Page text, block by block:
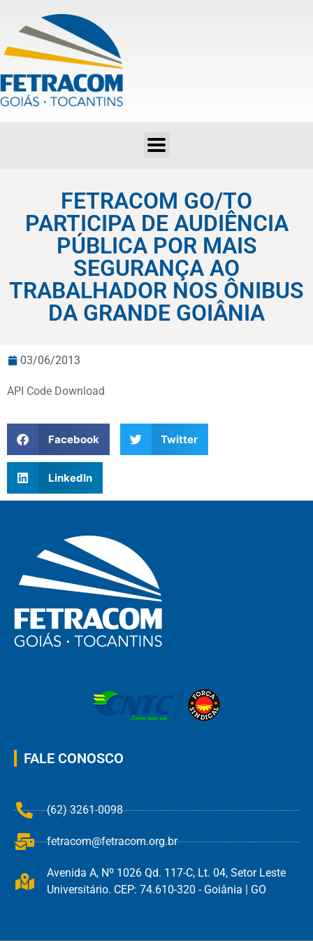
FETRACOM GO/TO
PARTICIPA DE AUDIÊNCIA
PÚBLICA POR MAIS
SEGURANÇA AO
TRABALHADOR NOS ÔNIBUS
DA GRANDE GOIÂNIA
03/06/2013
API Code Download
Facebook Twitter
LinkedIn
FALE CONOSCO
(62) 3261-0098
fetracom@fetracom.org.br
Avenida A, Nº 1026 Qd. 117-C, Lt. 04, Setor Leste
Universitário. CEP: 74.610-320 - Goiânia | GO